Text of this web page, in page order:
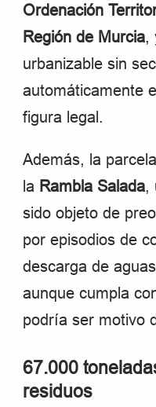
Ordenación
Región de Murcia,
urbanizable sin
automáticamente
figura legal.
Además, la
la Rambla Salada,
sido objeto de
por episodios de
descarga de
aunque cumpla
podría ser motivo
67.000
residuos